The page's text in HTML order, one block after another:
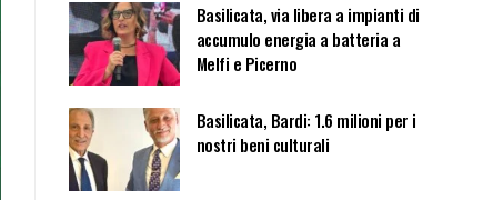
Basilicata, via libera a impianti di
accumulo energia a batteria a
Melfi e Picerno
Basilicata, Bardi: 1.6 milioni per i
nostri beni culturali